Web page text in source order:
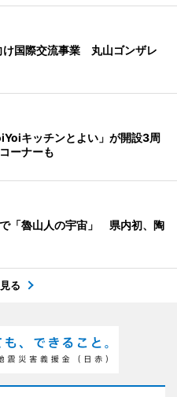
け国際交流事業 丸山ゴンザレ
キッチンとよい」が開設3周
ーナーも
「魯山人の宇宙」 県内初、陶
る